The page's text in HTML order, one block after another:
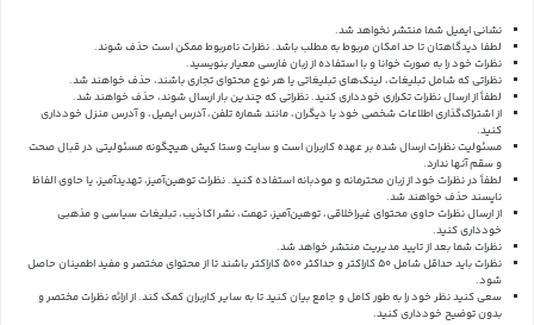
نشانی ایمیل شما منتشر نخواهد شد.
لطفا دیدگاهتان تا حد امکان مربوط به مطلب باشد. نظرات نامربوط ممکن است حذف شوند.
نظرات خود را به صورت خوانا و با استفاده از زبان فارسی معیار بنویسید.
نظراتی که شامل تبلیغات، لینک‌های تبلیغاتی یا هر نوع محتوای تجاری باشند، حذف خواهند شد.
لطفاً از ارسال نظرات تکراری خودداری کنید. نظراتی که چندین بار ارسال شوند، حذف خواهند شد.
از اشتراک‌گذاری اطلاعات شخصی خود یا دیگران، مانند شماره تلفن، آدرس ایمیل، و آدرس منزل خودداری
کنید.
مسئولیت نظرات ارسال شده بر عهده کاربران است و سایت وستا کیش هیچگونه مسئولیتی در قبال صحت
و سقم آنها ندارد.
لطفاً در نظرات خود از زبان محترمانه و مودبانه استفاده کنید. نظرات توهین‌آمیز، تهدیدآمیز، یا حاوی الفاظ
ناپسند حذف خواهند شد.
از ارسال نظرات حاوی محتوای غیراخلاقی، توهین‌آمیز، تهمت، نشر اکاذیب، تبلیغات سیاسی و مذهبی
خودداری کنید.
نظرات شما بعد از تایید مدیریت منتشر خواهد شد.
نظرات باید حداقل شامل 50 کاراکتر و حداکثر 500 کاراکتر باشند تا از محتوای مختصر و مفید اطمینان حاصل
شود.
سعی کنید نظر خود را به طور کامل و جامع بیان کنید تا به سایر کاربران کمک کند.از ارائه نظرات مختصر و
بدون توضیح خودداری کنید.